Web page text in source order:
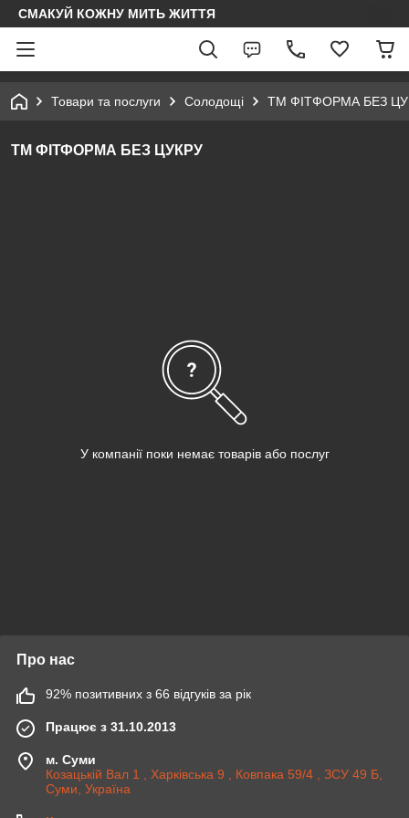
СМАКУЙ КОЖНУ МИТЬ ЖИТТЯ
Товари та послуги Солодощі ТМ ФІТФОРМА БЕЗ
ТМ ФІТФОРМА БЕЗ ЦУКРУ
У компанії поки немає товарів або послуг
Про нас
92% позитивних з 66 відгуків за рік
Працює з 31.10.2013
м. Суми
Козацькій Вал 1 , Харківська 9 , Ковпака 59/4 , ЗСУ 49 Б,
Суми, Україна